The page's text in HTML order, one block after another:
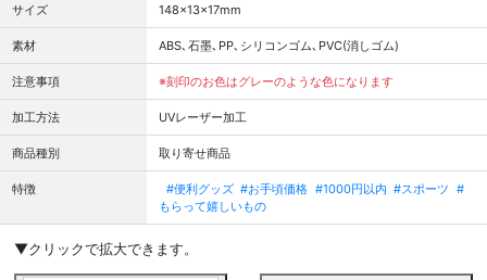
サイズ 148x13x17mm
素材 ABS､石墨､PP､シリコンゴム､PVC(消しゴム)
注意事項 ※刻印のお色はグレーのような色になります
加工方法 UVレーザー加工
商品種別 取り寄せ商品
特徴 #便利グッズ #お手頃価格 #1000円以内 #スポーツ #
もらって嬉しいもの
▼クリックで拡大できます。